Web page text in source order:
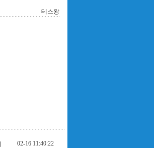
테스왕
02-16 11:40:22